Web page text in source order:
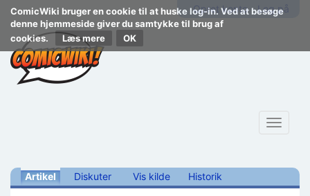
ComicWiki bruger en cookie til at huske log-in. Ved at besøge
denne hjemmeside giver du samtykke til brug af
cookies.
Læs mere
Opret konto Log på
Toggle
Artikel Diskuter Vis kilde Historik